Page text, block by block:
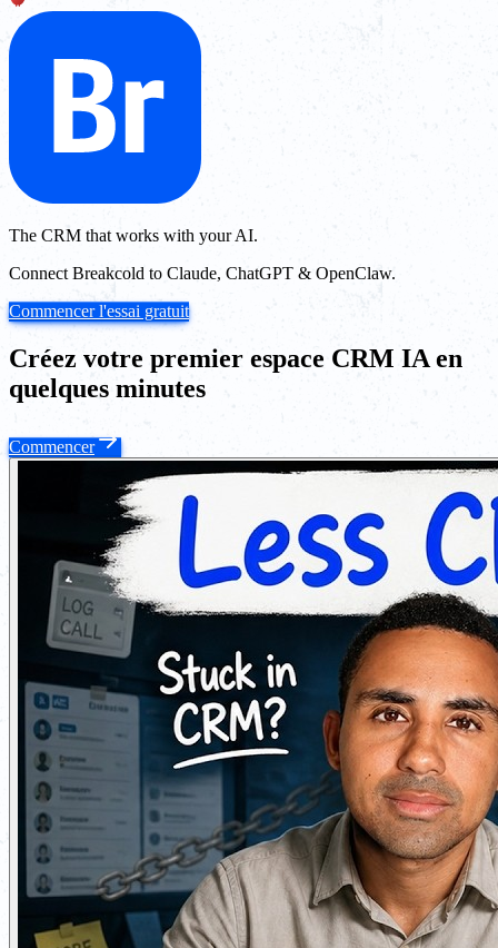
The CRM that works with your AI.
Connect Breakcold to Claude, ChatGPT & OpenClaw.
Commencer l'essai gratuit
Créez votre premier espace CRM IA en
quelques minutes
Commencer